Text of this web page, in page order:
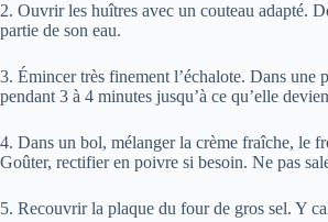
2. Ouvrir les huîtres avec un couteau adapté.
partie de son eau.
3. Émincer très finement l’échalote. Dans une
pendant 3 à 4 minutes jusqu’à ce qu’elle
4. Dans un bol, mélanger la crème fraîche, le
Goûter, rectifier en poivre si besoin. Ne pas
5. Recouvrir la plaque du four de gros sel. Y